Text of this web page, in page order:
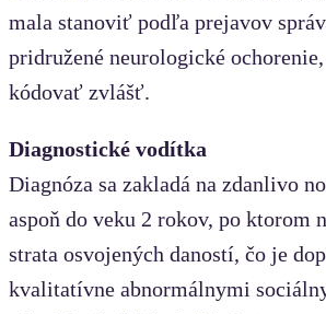
mala stanoviť podľa prejavov
pridružené neurologické
kódovať zvlášť.
Diagnostické vodítka
Diagnóza sa zakladá na zdanlivo
aspoň do veku 2 rokov, po ktorom
strata osvojených daností, čo je
kvalitatívne abnormálnymi